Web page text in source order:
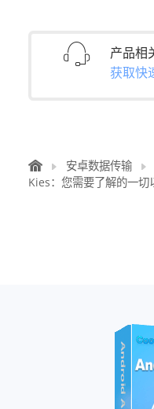
产品相
获取快
安卓数据传输
Kies：您需要了解的一切